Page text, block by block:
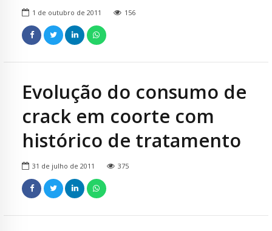
1 de outubro de 2011 156
Evolução do consumo de
crack em coorte com
histórico de tratamento
31 de julho de 2011 375